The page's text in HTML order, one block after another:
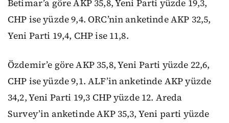
Betimar’a göre AKP 35,8, Yeni Parti yüzde 19,3,
CHP ise yüzde 9,4. ORC’nin anketinde AKP 32,5,
Yeni Parti 19,4, CHP ise 11,8.
Özdemir’e göre AKP 35,8, Yeni Parti yüzde 22,6,
CHP ise yüzde 9,1. ALF’in anketinde AKP yüzde
34,2, Yeni Parti 19,3 CHP yüzde 12. Areda
Survey’in anketinde AKP 35,3, Yeni parti yüzde